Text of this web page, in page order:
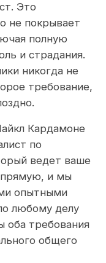
Это
не покрывает
полную
и страдания.
никогда не
требование,
Кардамоне
по
ведет ваше
и мы
опытными
любому делу
оба требования
общего